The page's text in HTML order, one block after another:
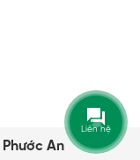
Phước An
Liên hệ